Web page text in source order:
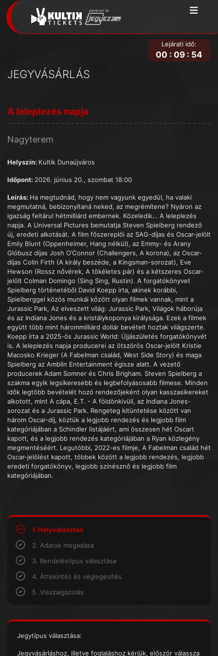
JEGYVÁSÁRLÁS
Lejárati idő:
00 : 09 : 54
A leleplezés napja
Nagyterem
Helyszín: Kultik Dunaújváros
Időpont: 2026. június 20., szombat 18:00
Leírás: Ha megtudnád, hogy nem vagyunk egyedül, ha valaki
megmutatná, bebizonyítaná neked, az megrémítene? Nyáron az
igazság feltárul hétmilliárd embernek. Közeledik… A leleplezés
napja. A Universal Pictures bemutatja Steven Spielberg rendező
új, eredeti alkotását. A film főszereplői az SAG-díjas és Oscar-jelölt
Emily Blunt (Oppenheimer, Hang nélkül), az Emmy- és Arany
Glóbusz díjas Josh O’Connor (Challengers, A korona), az Oscar-
díjas Colin Firth (A király beszéde, a Kingsman-sorozat), Eve
Hewson (Rossz nővérek, A tökéletes pár) és a kétszeres Oscar-
jelölt Colman Domingo (Sing Sing, Rustin). A forgatókönyvet
Spielberg történetéből David Koepp írta, akinek korábbi,
Spielberggel közös munkái között olyan filmek vannak, mint a
Jurassic Park, Az elveszett világ: Jurassic Park, Világok háborúja
és az Indiana Jones és a kristálykoponya királysága. Ezek a filmek
együtt több mint hárommilliárd dollár bevételt hoztak világszerte.
Koepp írta a 2025-ös Jurassic World: Újjászületés forgatókönyvét
is. A leleplezés napja producerei az ötszörös Oscar-jelölt Kristie
Macosko Krieger (A Fabelman család, West Side Story) és maga
Spielberg az Amblin Entertainment égisze alatt. A vezető
producerek Adam Somner és Chris Brigham. Steven Spielberg a
szakma egyik legsikeresebb és legbefolyásosabb filmese. Minden
idők legtöbb bevételét hozó rendezőjeként olyan kasszasikereket
alkotott, mint A cápa, E.T. - A földönkívüli, az Indiana Jones-
sorozat és a Jurassic Park. Rengeteg kitüntetése között van
három Oscar-díj, köztük a legjobb rendezés és legjobb film
kategóriájában a Schindler listájáért, ami összesen hét Oscart
kapott, és a legjobb rendezés kategóriájában a Ryan közlegény
megmentéséért. Legutóbbi, 2022-es filmje, A Fabelman család hét
Oscar-jelölést kapott, többek között a legjobb rendezés, legjobb
eredeti forgatókönyv, legjobb színésznő és legjobb film
kategóriájában.
1. Helyválasztás
2. Adatok megadása
3. Rendeléstípus választása
4. Áttekintés és véglegesítés
5 .Visszaigazolás
Jegytípus választása:
Jegyvásárláshoz, illetve foglaláshoz kérjük, először válassza